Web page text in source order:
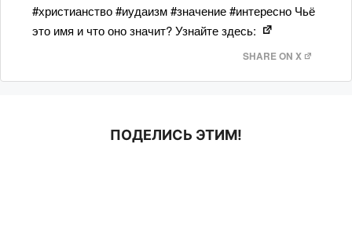
#христианство #иудаизм #значение #интересно Чьё
это имя и что оно значит? Узнайте здесь:
SHARE ON X
ПОДЕЛИСЬ ЭТИМ!